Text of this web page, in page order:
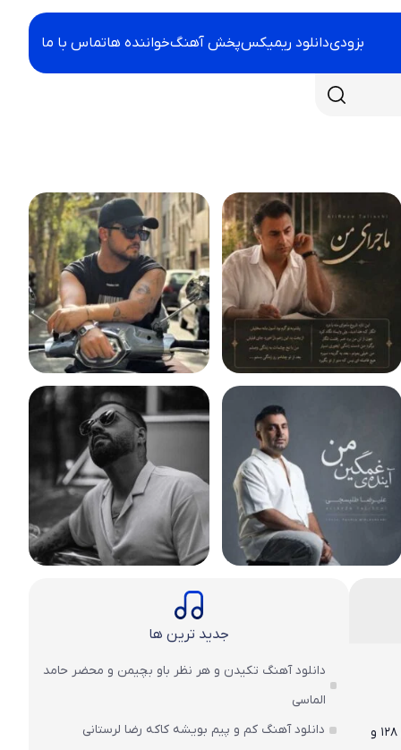
بزودیدانلود ریمیکسپخش آهنگخواننده هاتماس با ما
با لینک مستقیم و دو کیفیت عالی ۱۲۸ و
جدید ترین ها
دانلود آهنگ تکیدن و هر نظر باو بچیمن و محضر حامد
الماسی
دانلود آهنگ کم و پیم بویشه کاکه رضا لرستانی